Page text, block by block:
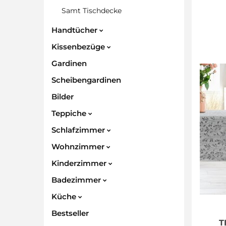
Samt Tischdecke
Handtücher
Kissenbezüge
Gardinen
Scheibengardinen
Bilder
Teppiche
Schlafzimmer
Wohnzimmer
Kinderzimmer
Badezimmer
Küche
Bestseller